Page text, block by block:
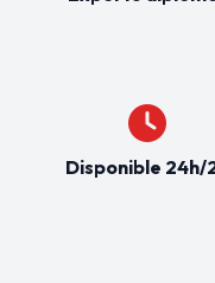
Disponible 24h/